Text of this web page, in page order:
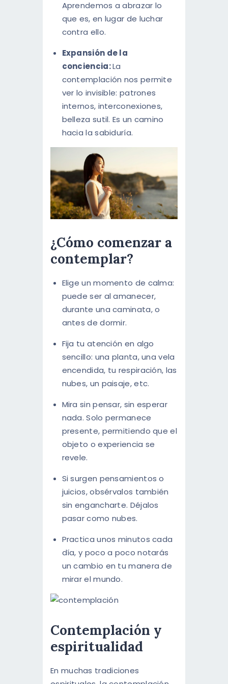
Aprendemos a abrazar lo
que es, en lugar de luchar
contra ello.
Expansión de la
conciencia:La
contemplación nos permite
ver lo invisible: patrones
internos, interconexiones,
belleza sutil. Es un camino
hacia la sabiduría.
¿Cómo comenzar a
contemplar?
Elige un momento de calma:
puede ser al amanecer,
durante una caminata, o
antes de dormir.
Fija tu atención en algo
sencillo: una planta, una vela
encendida, tu respiración, las
nubes, un paisaje, etc.
Mira sin pensar, sin esperar
nada. Solo permanece
presente, permitiendo que el
objeto o experiencia se
revele.
Si surgen pensamientos o
juicios, obsérvalos también
sin engancharte. Déjalos
pasar como nubes.
Practica unos minutos cada
día, y poco a poco notarás
un cambio en tu manera de
mirar el mundo.
Contemplación y
espiritualidad
En muchas tradiciones